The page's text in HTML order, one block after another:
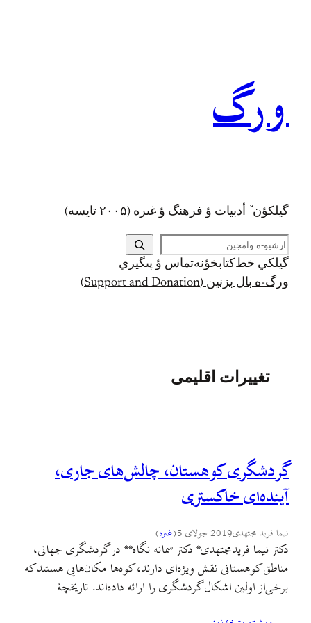
ورگ
گيلکؤن ٚ أدبیات ؤ فرهنگ ؤ غىره (۲۰۰۵ تايسه)
ج
س
ت
ج
گيلکي خط کتابخؤنهتماس ؤ پىگيري
ورگ-ه بال بزنين (Support and Donation)
تغییرات اقلیمی
گردشگری کوهستان، چالش‌های جاری،
آینده‌ای خاکستری
نیما فرید مجتهدی2019 جولای 5 (غىره)
دکتر نیما فریدمجتهدی* دکتر سمانه نگاه** در گردشگری جهانی،
مناطق کوهستانی نقش ویژه‌ای دارند، کوه‌ها مکان‌هایی هستند که
برخی‌از اولین اشکال گردشگری را ارائه داده‌اند. تاریخچۀ